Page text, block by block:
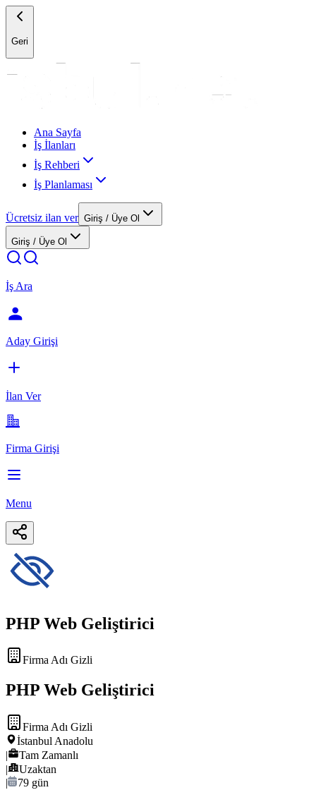
Geri
Ana Sayfa
İş İlanları
İş Rehberi
İş Planlaması
Ücretsiz ilan ver Giriş / Üye Ol
Giriş / Üye Ol
İş Ara
Aday Girişi
İlan Ver
Firma Girişi
Menu
PHP Web Geliştirici
Firma Adı Gizli
PHP Web Geliştirici
Firma Adı Gizli
İstanbul Anadolu
|
Tam Zamanlı
|
Uzaktan
|
79 gün